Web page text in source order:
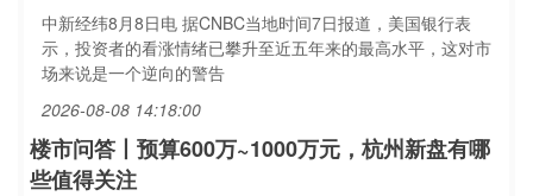
中新经纬8月8日电 据CNBC当地时间7日报道，美国银行表
示，投资者的看涨情绪已攀升至近五年来的最高水平，这对市
场来说是一个逆向的警告
2026-08-08 14:18:00
楼市问答丨预算600万~1000万元，杭州新盘有哪
些值得关注